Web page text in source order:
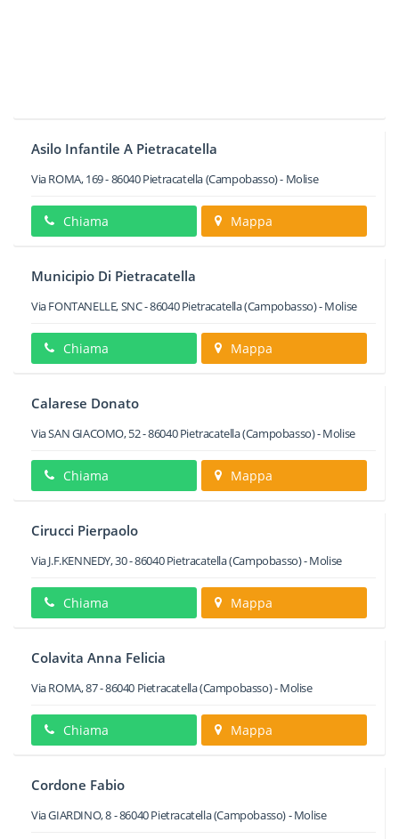
Asilo Infantile A Pietracatella
Via ROMA, 169-86040Pietracatella(Campobasso) - Molise
Chiama Mappa
Municipio Di Pietracatella
Via FONTANELLE, SNC-86040 Pietracatella(Campobasso) -Molise
Chiama Mappa
Calarese Donato
Via SAN GIACOMO, 52-86040 Pietracatella(Campobasso) -Molise
Chiama Mappa
Cirucci Pierpaolo
Via J.F.KENNEDY, 30-86040 Pietracatella(Campobasso) -Molise
Chiama Mappa
Colavita Anna Felicia
Via ROMA, 87-86040 Pietracatella(Campobasso) -Molise
Chiama Mappa
Cordone Fabio
Via GIARDINO, 8-86040Pietracatella(Campobasso) -Molise